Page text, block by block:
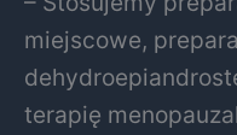
miejscowe,
terapię